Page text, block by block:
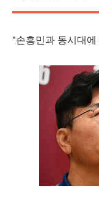
"손흥민과 동시대